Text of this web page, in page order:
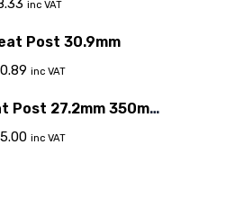
inc VAT
Post 30.9mm
inc VAT
Post 27.2mm 350mm
Travel Silver
inc VAT